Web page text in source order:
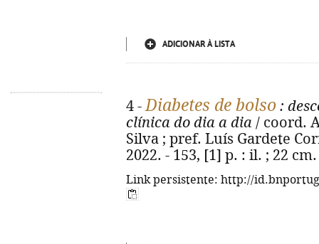
ADICIONAR À LISTA
4 -Diabetes de bolso :
clínica do dia a dia / coord.
Silva ; pref. Luís Gardete
2022. - 153, [1] p. : il. ; 22
Link persistente: http://